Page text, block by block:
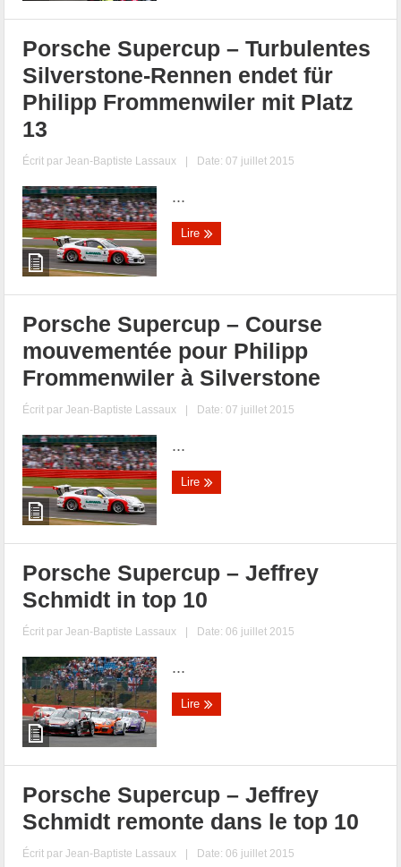
Porsche Supercup – Turbulentes
Silverstone-Rennen endet für
Philipp Frommenwiler mit Platz
13
Écrit parJean-Baptiste Lassaux | Date: 07 juillet 2015
...
Lire
Porsche Supercup – Course
mouvementée pour Philipp
Frommenwiler à Silverstone
Écrit parJean-Baptiste Lassaux | Date: 07 juillet 2015
...
Lire
Porsche Supercup – Jeffrey
Schmidt in top 10
Écrit parJean-Baptiste Lassaux | Date: 06 juillet 2015
...
Lire
Porsche Supercup – Jeffrey
Schmidt remonte dans le top 10
Écrit parJean-Baptiste Lassaux | Date: 06 juillet 2015